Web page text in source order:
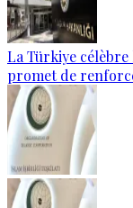
La Türkiye célèbre
promet de